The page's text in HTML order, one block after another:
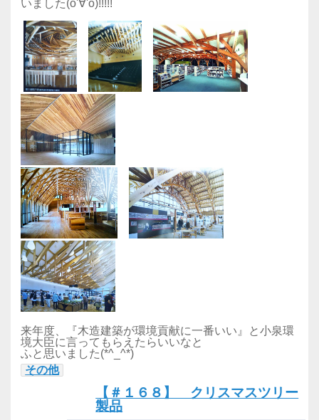
いました(o'∀'o)!!!!!
来年度、『木造建築が環境貢献に一番いい』と小泉環
境大臣に言ってもらえたらいいなと
ふと思いました(*^_^*)
その他
【＃１６８】 クリスマスツリー
製品